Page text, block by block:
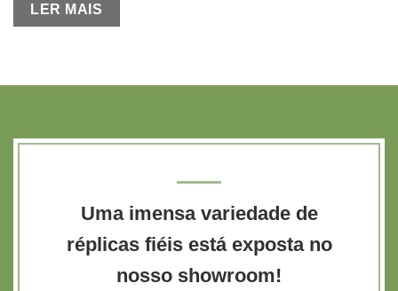
LER MAIS
Uma imensa variedade de
réplicas fiéis está exposta no
nosso showroom!